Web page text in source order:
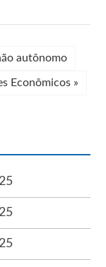
autônomo
Econômicos »